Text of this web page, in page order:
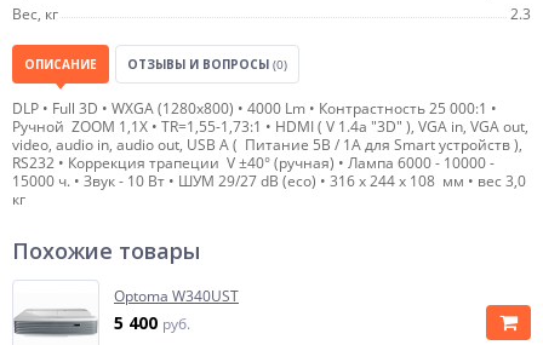
Вес, кг
2.3
ОПИСАНИЕ ОТЗЫВЫ И ВОПРОСЫ (0)
DLP • Full 3D • WXGA (1280x800) • 4000 Lm • Контрастность 25 000:1 •
Ручной ZOOM 1,1X • TR=1,55-1,73:1 • HDMI ( V 1.4a "3D" ), VGA in, VGA out,
video, audio in, audio out, USB A ( Питание 5В / 1A для Smart устройств ),
RS232 • Коррекция трапеции V ±40° (ручная) • Лампа 6000 - 10000 -
15000 ч. • Звук - 10 Вт • ШУМ 29/27 dB (eco) • 316 x 244 x 108 мм • вес 3,0
кг
Похожие товары
Optoma W340UST
5 400 руб.